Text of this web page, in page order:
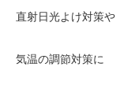
直射日光よけ対策や
気温の調節対策に